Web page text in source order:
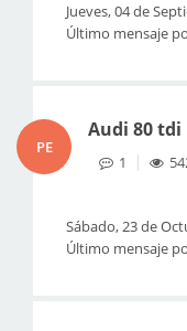
Jueves, 04 de
Último mensaje
PE
Audi 80 tdi
1
Sábado, 23 de
Último mensaje